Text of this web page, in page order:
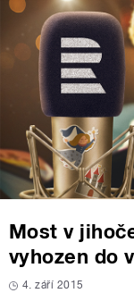
Most v
vyhozen do
4. září 2015